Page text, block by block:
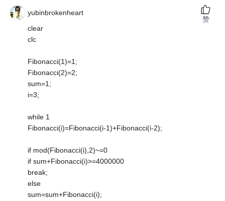
yubinbrokenheart
clear
clc
Fibonacci(1)=1;
Fibonacci(2)=2;
sum=1;
i=3;
while 1
Fibonacci(i)=Fibonacci(i-1)+Fibonacci(i-2);
if mod(Fibonacci(i),2)~=0
if sum+Fibonacci(i)>=4000000
break;
else
sum=sum+Fibonacci(i);
赞